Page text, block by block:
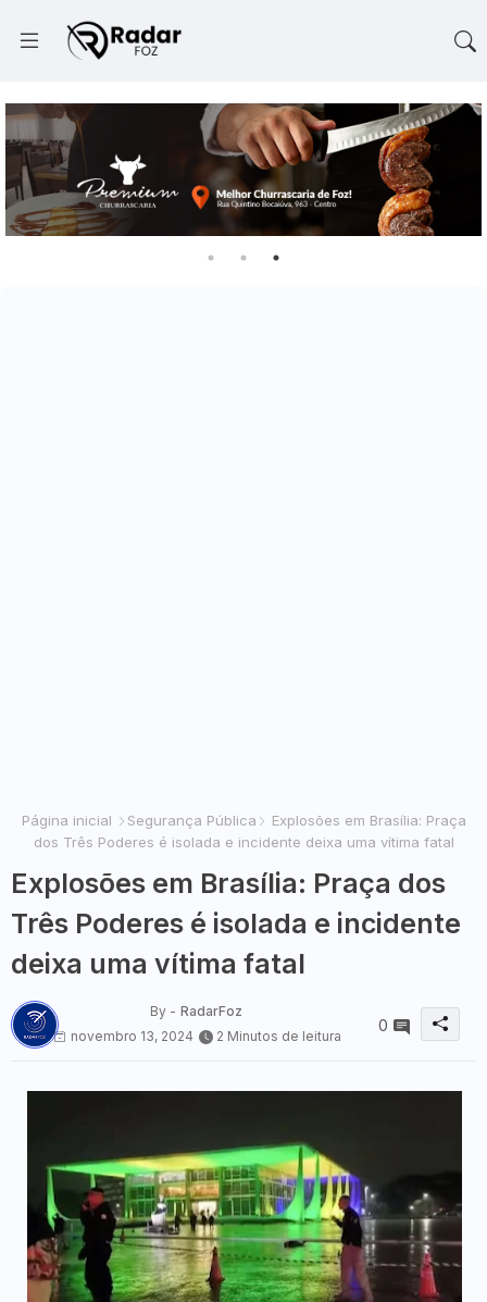
Página inicial Segurança Pública
Explosões em Brasília: Praça
dos Três Poderes é isolada e incidente deixa uma vítima fatal
Explosões em Brasília: Praça dos
Três Poderes é isolada e incidente
deixa uma vítima fatal
By - RadarFoz
novembro 13, 2024
2 Minutos de leitura
0